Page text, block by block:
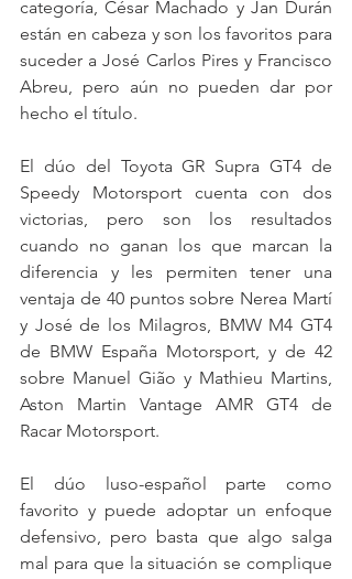
categoría, César Machado y Jan Durán
están en cabeza y son los favoritos para
suceder a José Carlos Pires y Francisco
Abreu, pero aún no pueden dar por
hecho el título.
El dúo del Toyota GR Supra GT4 de
Speedy Motorsport cuenta con dos
victorias, pero son los resultados
cuando no ganan los que marcan la
diferencia y les permiten tener una
ventaja de 40 puntos sobre Nerea Martí
y José de los Milagros, BMW M4 GT4
de BMW España Motorsport, y de 42
sobre Manuel Gião y Mathieu Martins,
Aston Martin Vantage AMR GT4 de
Racar Motorsport.
El dúo luso-español parte como
favorito y puede adoptar un enfoque
defensivo, pero basta que algo salga
mal para que la situación se complique